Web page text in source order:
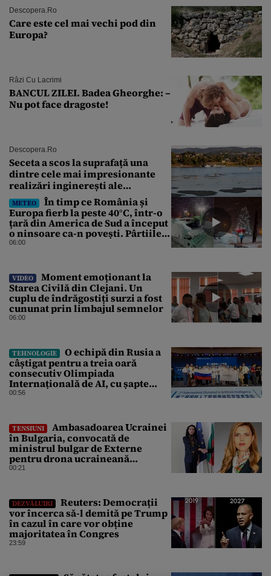
Descopera.ro
Care este cel mai vechi pod din
Europa?
Râzi Cu Lacrimi
BANCUL ZILEI. Badea Gheorghe: –
Nu pot face dragoste!
Descopera.ro
Seceta a scos la suprafață una
dintre cele mai impresionante
realizări inginerești ale
Imperiului Roman
METEO
În timp ce România și
Europa fierb la peste 40°C, într-o
țară din America de Sud a început
o ninsoare ca-n povești. Pârtiile
s-au umplut de schiori
06:00
VIDEO
Moment emoționant la
Starea Civilă din Clejani. Un
cuplu de îndrăgostiți surzi a fost
cununat prin limbajul semnelor
06:00
TEHNOLOGIE
O echipă din Rusia a
câștigat pentru a treia oară
consecutiv Olimpiada
Internațională de AI, cu șapte
medalii din aur și una de bronz
00:56
TENSIUNI
Ambasadoarea Ucrainei
în Bulgaria, convocată de
ministrul bulgar de Externe
pentru drona ucraineană
prăbușită în apropierea
00:21
DEZVĂLUIRI
Reuters: Democrații
vor încerca să-l demită pe Trump
în cazul în care vor obține
majoritatea în Congres
23:59